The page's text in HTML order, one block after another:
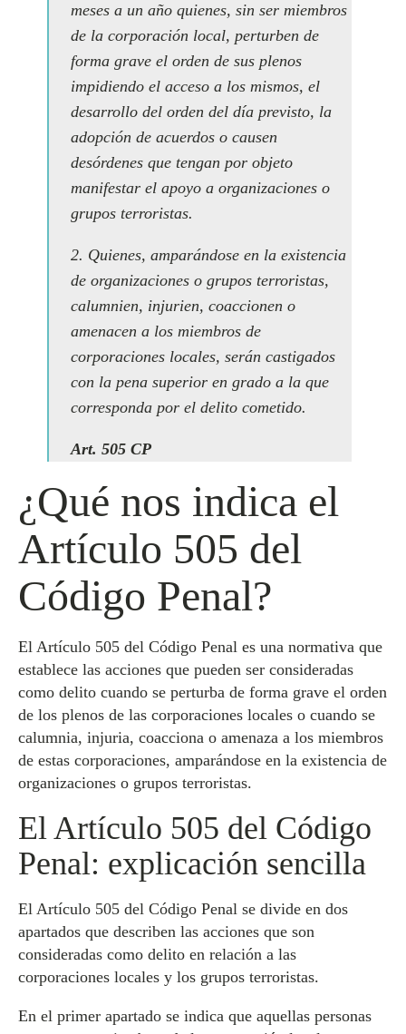
meses a un año quienes, sin ser miembros
de la corporación local, perturben de
forma grave el orden de sus plenos
impidiendo el acceso a los mismos, el
desarrollo del orden del día previsto, la
adopción de acuerdos o causen
desórdenes que tengan por objeto
manifestar el apoyo a organizaciones o
grupos terroristas.
2. Quienes, amparándose en la existencia
de organizaciones o grupos terroristas,
calumnien, injurien, coaccionen o
amenacen a los miembros de
corporaciones locales, serán castigados
con la pena superior en grado a la que
corresponda por el delito cometido.
Art. 505 CP
¿Qué nos indica el
Artículo 505 del
Código Penal?
El Artículo 505 del Código Penal es una normativa que
establece las acciones que pueden ser consideradas
como delito cuando se perturba de forma grave el orden
de los plenos de las corporaciones locales o cuando se
calumnia, injuria, coacciona o amenaza a los miembros
de estas corporaciones, amparándose en la existencia de
organizaciones o grupos terroristas.
El Artículo 505 del Código
Penal: explicación sencilla
El Artículo 505 del Código Penal se divide en dos
apartados que describen las acciones que son
consideradas como delito en relación a las
corporaciones locales y los grupos terroristas.
En el primer apartado se indica que aquellas personas